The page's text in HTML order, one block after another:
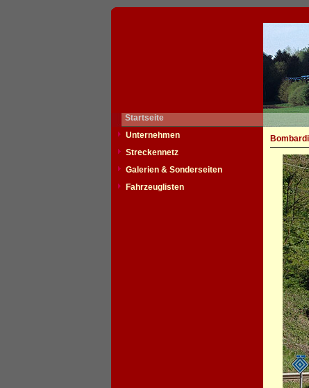
Startseite
Unternehmen
Streckennetz
Galerien & Sonderseiten
Fahrzeuglisten